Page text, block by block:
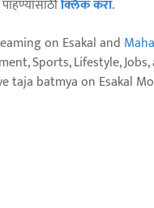
क्लिक करा.
on Esakal and
Sports, Lifestyle, Jobs,
Live taja batmya on